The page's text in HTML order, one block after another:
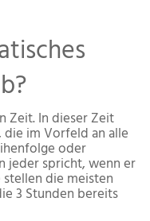
Zeit. In dieser Zeit
die im Vorfeld an alle
oder
jeder spricht, wenn er
die meisten
3 Stunden bereits